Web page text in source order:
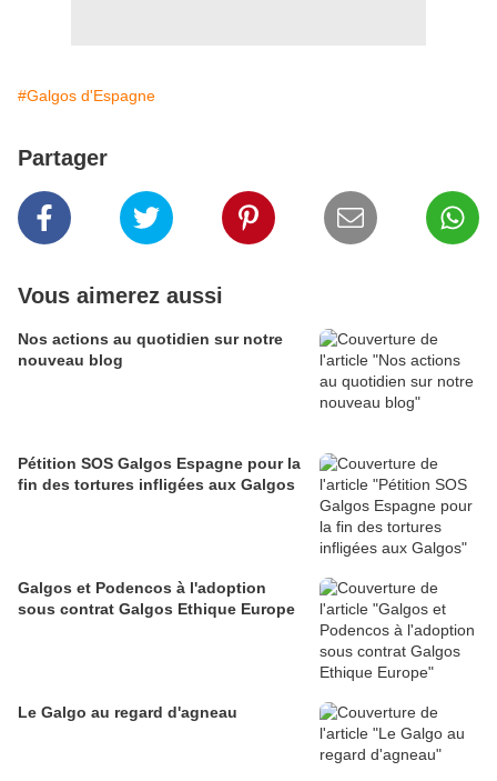
#Galgos d'Espagne
Partager
Vous aimerez aussi
Nos actions au quotidien sur notre
nouveau blog
Pétition SOS Galgos Espagne pour la
fin des tortures infligées aux Galgos
Galgos et Podencos à l'adoption
sous contrat Galgos Ethique Europe
Le Galgo au regard d'agneau